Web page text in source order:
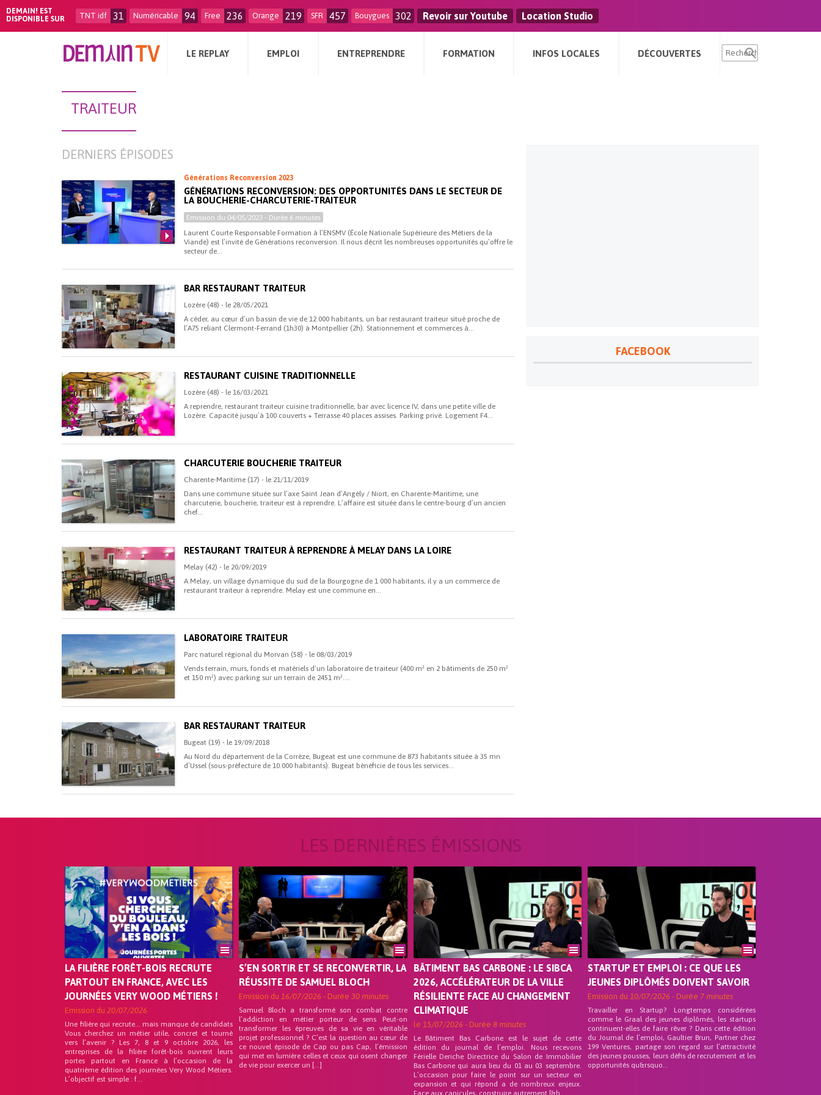
DEMAIN! EST
DISPONIBLE SUR
TNT idf 31 Numéricable 94 Free 236 Orange 219 SFR 457 Bouygues 302 Revoir sur Youtube Location Studio
LE REPLAY EMPLOI ENTREPRENDRE FORMATION INFOS LOCALES DÉCOUVERTES
TRAITEUR
DERNIERS ÉPISODES
Générations Reconversion 2023
GÉNÉRATIONS RECONVERSION: DES OPPORTUNITÉS DANS LE SECTEUR DE
LA BOUCHERIE-CHARCUTERIE-TRAITEUR
Emission du 04/05/2023 - Durée 6 minutes
Laurent Courte Responsable Formation à l’ENSMV (École Nationale Supérieure des Métiers de la
Viande) est l’invité de Générations reconversion. Il nous décrit les nombreuses opportunités qu’offre le
secteur de...
BAR RESTAURANT TRAITEUR
Lozère (48) - le 28/05/2021
A céder, au cœur d’un bassin de vie de 12.000 habitants, un bar restaurant traiteur situé proche de
l’A75 reliant Clermont-Ferrand (1h30) à Montpellier (2h). Stationnement et commerces à...
RESTAURANT CUISINE TRADITIONNELLE
Lozère (48) - le 16/03/2021
A reprendre, restaurant traiteur cuisine traditionnelle, bar avec licence IV, dans une petite ville de
Lozère. Capacité jusqu’à 100 couverts + Terrasse 40 places assises. Parking privé. Logement F4...
CHARCUTERIE BOUCHERIE TRAITEUR
Charente-Maritime (17) - le 21/11/2019
Dans une commune située sur l’axe Saint Jean d’Angély / Niort, en Charente-Maritime, une
charcuterie, boucherie, traiteur est à reprendre. L’affaire est située dans le centre-bourg d’un ancien
chef...
RESTAURANT TRAITEUR À REPRENDRE À MELAY DANS LA LOIRE
Melay (42) - le 20/09/2019
A Melay, un village dynamique du sud de la Bourgogne de 1 000 habitants, il y a un commerce de
restaurant traiteur à reprendre. Melay est une commune en...
LABORATOIRE TRAITEUR
Parc naturel régional du Morvan (58) - le 08/03/2019
Vends terrain, murs, fonds et matériels d’un laboratoire de traiteur (400 m² en 2 bâtiments de 250 m²
et 150 m²) avec parking sur un terrain de 2451 m²....
BAR RESTAURANT TRAITEUR
Bugeat (19) - le 19/09/2018
Au Nord du département de la Corrèze, Bugeat est une commune de 873 habitants située à 35 mn
d’Ussel (sous-préfecture de 10.000 habitants). Bugeat bénéficie de tous les services...
FACEBOOK
LES DERNIÈRES ÉMISSIONS
LA FILIÈRE FORÊT-BOIS RECRUTE
PARTOUT EN FRANCE, AVEC LES
JOURNÉES VERY WOOD MÉTIERS !
Emission du 20/07/2026
Une filière qui recrute… mais manque de candidats
Vous cherchez un métier utile, concret et tourné
vers l’avenir ? Les 7, 8 et 9 octobre 2026, les
entreprises de la filière forêt-bois ouvrent leurs
portes partout en France à l’occasion de la
quatrième édition des journées Very Wood Métiers.
L’objectif est simple : f...
S’EN SORTIR ET SE RECONVERTIR, LA
RÉUSSITE DE SAMUEL BLOCH
Emission du 16/07/2026 - Durée 30 minutes
Samuel Bloch a transformé son combat contre
l’addiction en métier porteur de sens Peut-on
transformer les épreuves de sa vie en véritable
projet professionnel ? C’est la question au cœur de
ce nouvel épisode de Cap ou pas Cap, l’émission
qui met en lumière celles et ceux qui osent changer
de vie pour exercer un […]
BÂTIMENT BAS CARBONE : LE SIBCA
2026, ACCÉLÉRATEUR DE LA VILLE
RÉSILIENTE FACE AU CHANGEMENT
CLIMATIQUE
le 15/07/2026 - Durée 8 minutes
Le Bâtiment Bas Carbone est le sujet de cette
édition du journal de l’emploi. Nous recevons
Férielle Deriche Directrice du Salon de Immobilier
Bas Carbone qui aura lieu du 01 au 03 septembre.
L’occasion pour faire le point sur un secteur en
expansion et qui répond a de nombreux enjeux.
Face aux canicules, construire autrement [&h...
STARTUP ET EMPLOI : CE QUE LES
JEUNES DIPLÔMÉS DOIVENT SAVOIR
Emission du 10/07/2026 - Durée 7 minutes
Travailler en Startup? Longtemps considérées
comme le Graal des jeunes diplômés, les startups
continuent-elles de faire rêver ? Dans cette édition
du Journal de l’emploi, Gaultier Brun, Partner chez
199 Ventures, partage son regard sur l’attractivité
des jeunes pousses, leurs défis de recrutement et les
opportunités qu&rsquo...